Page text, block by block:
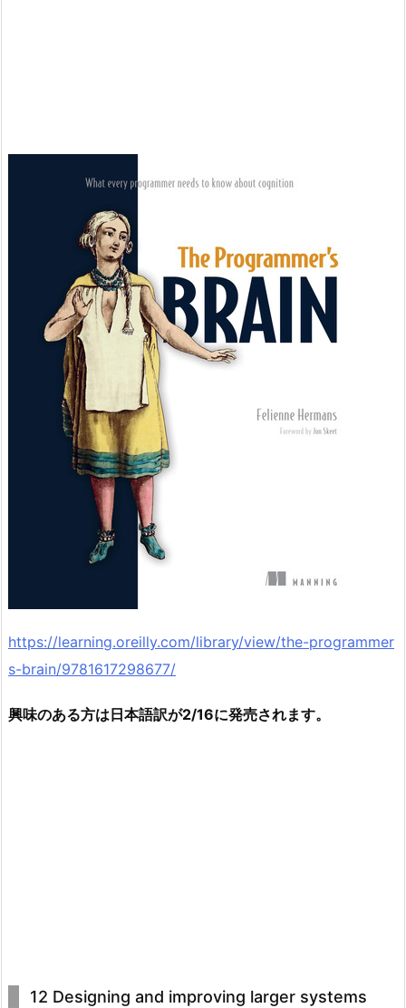
https://learning.oreilly.com/library/view/the-programmer
s-brain/9781617298677/
興味のある方は日本語訳が2/16に発売されます。
12 Designing and improving larger systems